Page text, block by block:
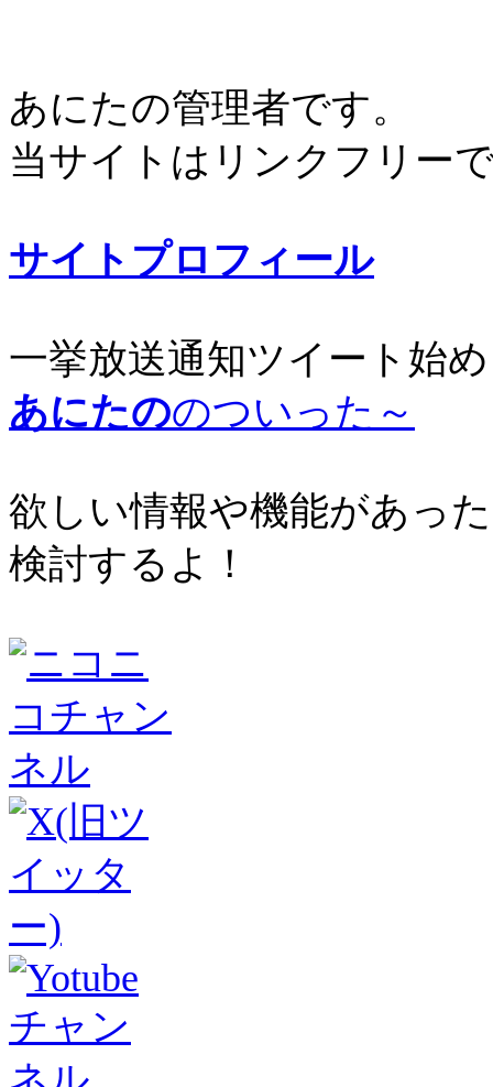
あにたの管理者です。
当サイトはリンクフリー
サイトプロフィール
一挙放送通知ツイート始
あにたののついった～
欲しい情報や機能があっ
検討するよ！